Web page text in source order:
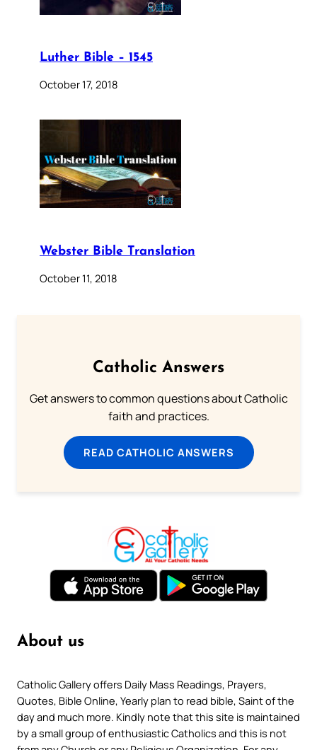
Luther Bible – 1545
October 17, 2018
Webster Bible Translation
October 11, 2018
Catholic Answers
Get answers to common questions about Catholic
faith and practices.
READ CATHOLIC ANSWERS
About us
Catholic Gallery offers Daily Mass Readings, Prayers,
Quotes, Bible Online, Yearly plan to read bible, Saint of the
day and much more. Kindly note that this site is maintained
by a small group of enthusiastic Catholics and this is not